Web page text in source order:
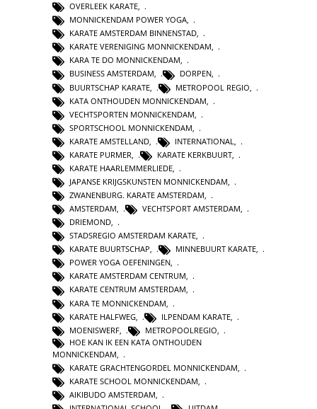
OVERLEEK KARATE,
MONNICKENDAM POWER YOGA,
KARATE AMSTERDAM BINNENSTAD,
KARATE VERENIGING MONNICKENDAM,
KARA TE DO MONNICKENDAM,
BUSINESS AMSTERDAM, DORPEN,
BUURTSCHAP KARATE
METROPOOL REGIO
KATA ONTHOUDEN MONNICKENDAM
VECHTSPORTEN MONNICKENDAM
SPORTSCHOOL MONNICKENDAM
KARATE AMSTELLAND
INTERNATIONAL
KARATE PURMER
KARATE KERKBUURT
KARATE HAARLEMMERLIEDE
JAPANSE KRIJGSKUNSTEN MONNICKENDAM
ZWANENBURG. KARATE AMSTERDAM,
AMSTERDAM, VECHTSPORT AMSTERDAM,
DRIEMOND,
STADSREGIO AMSTERDAM KARATE,
KARATE BUURTSCHAP, MINNEBUURT KARATE,
POWER YOGA OEFENINGEN,
KARATE AMSTERDAM CENTRUM,
KARATE CENTRUM AMSTERDAM,
KARA TE MONNICKENDAM
KARATE HALFWEG
ILPENDAM KARATE
MOENISWERF
METROPOOLREGIO
HOE KAN IK EEN KATA ONTHOUDEN
MONNICKENDAM
KARATE GRACHTENGORDEL MONNICKENDAM
KARATE SCHOOL MONNICKENDAM
AIKIBUDO AMSTERDAM